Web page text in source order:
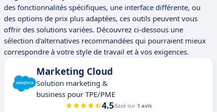
des fonctionnalités spécifiques, une interface différente, ou
des options de prix plus adaptées, ces outils peuvent vous
offrir des solutions variées. Découvrez ci-dessous une
sélection d'alternatives recommandées qui pourraient mieux
correspondre à votre style de travail et à vos exigences.
Marketing Cloud
Solution marketing &
business pour TPE/PME
4.5Basé sur 1 avis